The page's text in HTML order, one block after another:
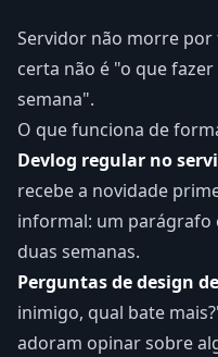
Servidor não morre
certa não é "o que
semana".
O que funciona de
Devlog regular no
recebe a novidade
informal: um parágrafo
duas semanas.
Perguntas de design
inimigo, qual bate
adoram opinar sobre